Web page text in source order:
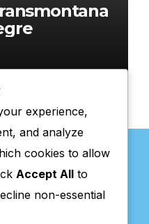
experience,
and analyze
cookies to allow
Accept All to
non-essential